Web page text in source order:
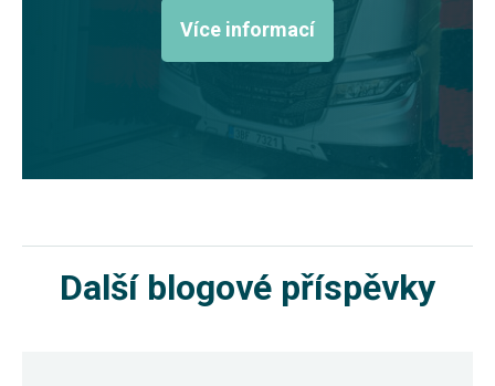
Více informací
Další blogové příspěvky